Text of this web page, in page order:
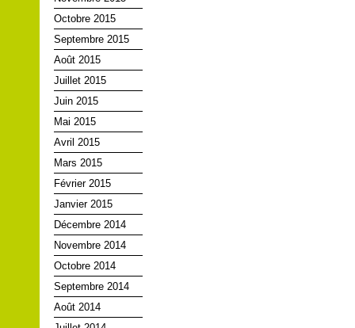
Octobre 2015
Septembre 2015
Août 2015
Juillet 2015
Juin 2015
Mai 2015
Avril 2015
Mars 2015
Février 2015
Janvier 2015
Décembre 2014
Novembre 2014
Octobre 2014
Septembre 2014
Août 2014